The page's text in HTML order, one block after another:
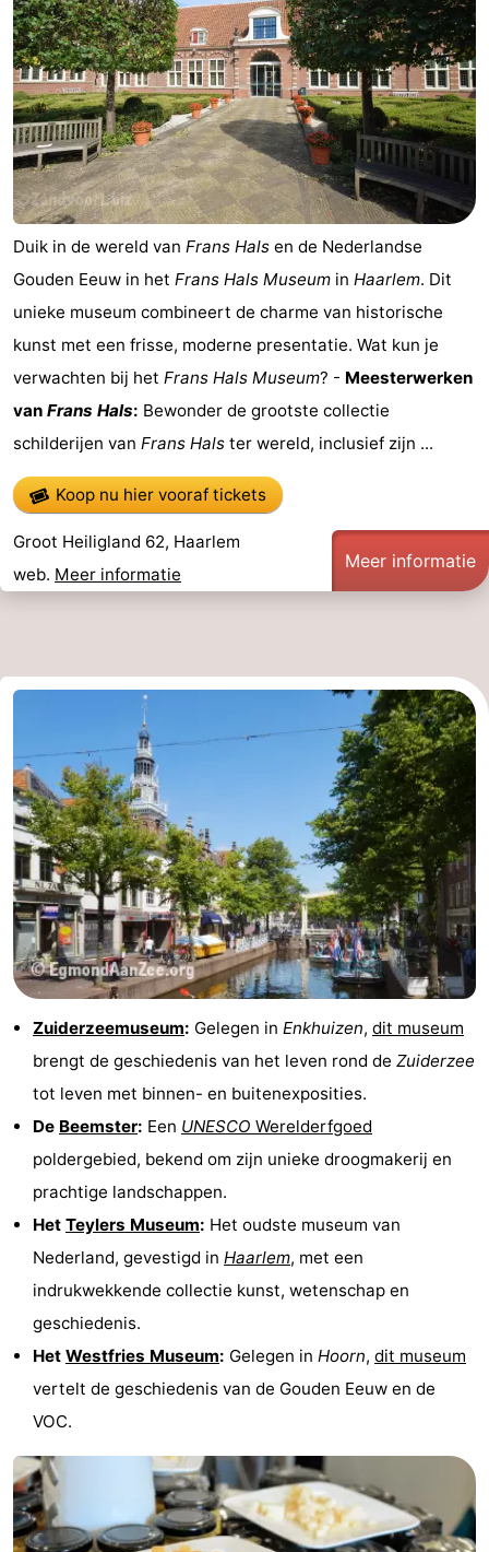
Duik in de wereld van Frans Hals en de Nederlandse
Gouden Eeuw in het Frans Hals Museum in Haarlem. Dit
unieke museum combineert de charme van historische
kunst met een frisse, moderne presentatie. Wat kun je
verwachten bij het Frans Hals Museum? - Meesterwerken
van Frans Hals: Bewonder de grootste collectie
schilderijen van Frans Hals ter wereld, inclusief zijn ...
Koop nu hier vooraf tickets
Groot Heiligland 62, Haarlem
web. Meer informatie
Meer informatie
Zuiderzeemuseum: Gelegen in Enkhuizen, dit museum
brengt de geschiedenis van het leven rond de Zuiderzee
tot leven met binnen- en buitenexposities.
De Beemster: Een UNESCO Werelderfgoed
poldergebied, bekend om zijn unieke droogmakerij en
prachtige landschappen.
Het Teylers Museum: Het oudste museum van
Nederland, gevestigd in Haarlem, met een
indrukwekkende collectie kunst, wetenschap en
geschiedenis.
Het Westfries Museum: Gelegen in Hoorn, dit museum
vertelt de geschiedenis van de Gouden Eeuw en de
VOC.